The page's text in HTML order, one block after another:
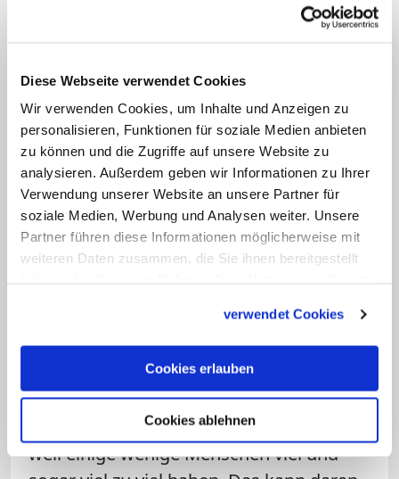
Diese Webseite verwendet Cookies
Wir verwenden Cookies, um Inhalte und Anzeigen zu
personalisieren, Funktionen für soziale Medien anbieten
zu können und die Zugriffe auf unsere Website zu
analysieren. Außerdem geben wir Informationen zu Ihrer
Verwendung unserer Website an unsere Partner für
soziale Medien, Werbung und Analysen weiter. Unsere
Partner führen diese Informationen möglicherweise mit
weiteren Daten zusammen, die Sie ihnen bereitgestellt
verwendet Cookies
Cookies erlauben
Cookies ablehnen
Staaten aus? Zum Beispiel zwischen
in Lateinamerika oder Afrika?
Möhring-Hesse:Natürlich kann man
auch hier die Wohlstandsgefälle
vergleichen. Das ist ein ernstes Problem,
über das man nicht hinwegsehen sollte.
Allerdings verlieren die Gefälle zwischen
den einzelnen Ländern an Bedeutung,
Bedeutung gewinnen. Umso schlimmer
ist es, dass auch auf den ärmeren
Kontinenten eine Konzentration von
Vermögen stattfindet. Auch dort haben
sehr viele Menschen deshalb zu wenig,
weil einige wenige Menschen viel und